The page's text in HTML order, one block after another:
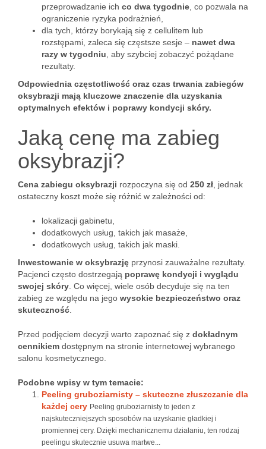
przeprowadzanie ich co dwa tygodnie , co pozwala na
ograniczenie ryzyka podrażnień,
dla tych, którzy borykają się z cellulitem lub
rozstępami, zaleca się częstsze sesje – nawet dwa
razy w tygodniu , aby szybciej zobaczyć pożądane
rezultaty.
Odpowiednia częstotliwość oraz czas trwania zabiegów
oksybrazji mają kluczowe znaczenie dla uzyskania
optymalnych efektów i poprawy kondycji skóry.
Jaką cenę ma zabieg
oksybrazji?
Cena zabiegu oksybrazji rozpoczyna się od 250 zł , jednak
ostateczny koszt może się różnić w zależności od:
lokalizacji gabinetu,
dodatkowych usług, takich jak masaże,
dodatkowych usług, takich jak maski.
Inwestowanie w oksybrazję przynosi zauważalne rezultaty.
Pacjenci często dostrzegają poprawę kondycji i wyglądu
swojej skóry . Co więcej, wiele osób decyduje się na ten
zabieg ze względu na jego wysokie bezpieczeństwo oraz
skuteczność
Przed podjęciem decyzji warto zapoznać się z dokładnym
cennikiem dostępnym na stronie internetowej wybranego
salonu kosmetycznego.
Podobne wpisy w tym temacie:
Peeling gruboziarnisty – skuteczne złuszczanie dla
każdej cery Peeling gruboziarnisty to jeden z
najskuteczniejszych sposobów na uzyskanie gładkiej i
promiennej cery. Dzięki mechanicznemu działaniu, ten rodzaj
peelingu skutecznie usuwa martwe...